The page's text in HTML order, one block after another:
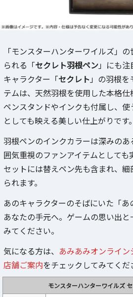
「モンスターハンターワイルズ」
られる「セクレト羽根ペン」にも注
キャラクター「セクレト 」の羽根
テムは、天然羽根を使用した本格仕
ペンスタンドやインクも付属し、
としても映える美しい仕上がりです。
羽根ペンのインクカラーは深みのあ
囲気重視のファンアイテムとしても
セットには替えペン先も含まれ、
られます。
あのキャラクターのそばにいた「あ
あなたの手元へ。ゲームの思い出
みてください。
気になる方は、 あみあみオンライン
店舗ご案内をチェックしてみてくだ
モンスターハンターワイルズ